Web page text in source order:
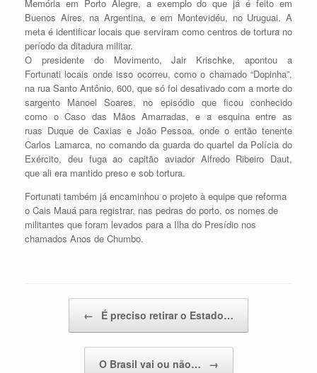
Memória em Porto Alegre, a exemplo do que já é feito em
Buenos Aires, na Argentina, e em Montevidéu, no Uruguai. A
meta é identificar locais que serviram como centros de tortura no
período da ditadura militar.
O presidente do Movimento, Jair Krischke, apontou a
Fortunati locais onde isso ocorreu, como o chamado “Dopinha”,
na rua Santo Antônio, 600, que só foi desativado com a morte do
sargento Manoel Soares, no episódio que ficou conhecido
como o Caso das Mãos Amarradas, e a esquina entre as
ruas Duque de Caxias e João Pessoa, onde o então tenente
Carlos Lamarca, no comando da guarda do quartel da Polícia do
Exército, deu fuga ao capitão aviador Alfredo Ribeiro Daut,
que ali era mantido preso e sob tortura.
Fortunati também já encaminhou o projeto à equipe que reforma
o Cais Mauá para registrar, nas pedras do porto, os nomes de
militantes que foram levados para a Ilha do Presídio nos
chamados Anos de Chumbo.
← É preciso retirar o Estado…
O Brasil vai ou não… →